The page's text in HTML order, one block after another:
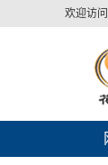
欢迎访